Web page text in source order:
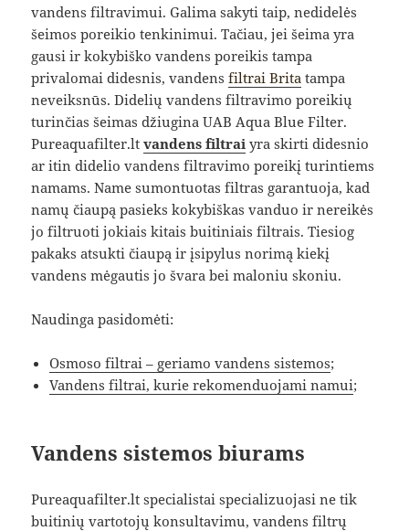
vandens filtravimui. Galima sakyti taip, nedidelės
šeimos poreikio tenkinimui. Tačiau, jei šeima yra
gausi ir kokybiško vandens poreikis tampa
privalomai didesnis, vandensfiltrai Brita tampa
neveiksnūs. Didelių vandens filtravimo poreikių
turinčias šeimas džiugina UAB Aqua Blue Filter.
Pureaquafilter.ltvandens filtrai yra skirti didesnio
ar itin didelio vandens filtravimo poreikį turintiems
namams. Name sumontuotas filtras garantuoja, kad
namų čiaupą pasieks kokybiškas vanduo ir nereikės
jo filtruoti jokiais kitais buitiniais filtrais. Tiesiog
pakaks atsukti čiaupą ir įsipylus norimą kiekį
vandens mėgautis jo švara bei maloniu skoniu.
Naudinga pasidomėti:
Osmoso filtrai – geriamo vandens sistemos;
Vandens filtrai, kurie rekomenduojami namui;
Vandens sistemos biurams
Pureaquafilter.lt specialistai specializuojasi ne tik
buitinių vartotojų konsultavimu, vandens filtrų